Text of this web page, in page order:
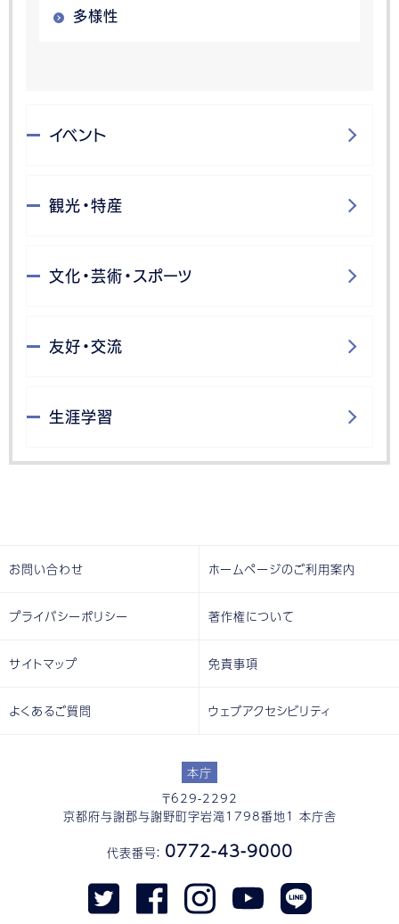
多様性
イベント
観光・特産
文化・芸術・スポーツ
友好・交流
生涯学習
本庁
〒629-2292
京都府与謝郡与謝野町字岩滝1798番地1 本庁舎
代表番号： 0772-43-9000
お問い合わせ ホームページのご利用案内
プライバシーポリシー 著作権について
サイトマップ 免責事項
よくあるご質問 ウェブアクセシビリティ